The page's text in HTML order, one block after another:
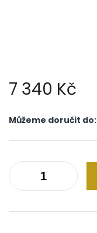
7 340 Kč
cena:
Můžeme doručit do: